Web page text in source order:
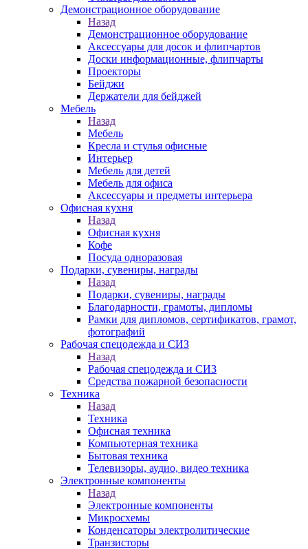
Демонстрационное оборудование
Назад
Демонстрационное оборудование
Аксессуары для досок и флипчартов
Доски информационные, флипчарты
Проекторы
Бейджи
Держатели для бейджей
Мебель
Назад
Мебель
Кресла и стулья офисные
Интерьер
Мебель для детей
Мебель для офиса
Аксессуары и предметы интерьера
Офисная кухня
Назад
Офисная кухня
Кофе
Посуда одноразовая
Подарки, сувениры, награды
Назад
Подарки, сувениры, награды
Благодарности, грамоты, дипломы
Рамки для дипломов, сертификатов, грамот,
фотографий
Рабочая спецодежда и СИЗ
Назад
Рабочая спецодежда и СИЗ
Средства пожарной безопасности
Техника
Назад
Техника
Офисная техника
Компьютерная техника
Бытовая техника
Телевизоры, аудио, видео техника
Электронные компоненты
Назад
Электронные компоненты
Микросхемы
Конденсаторы электролитические
Транзисторы